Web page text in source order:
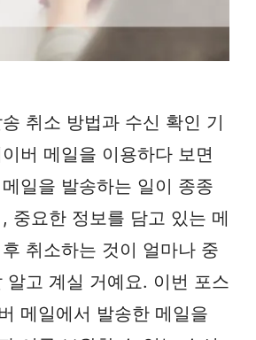
취소 방법과 수신 확인 기
버 메일을 이용하다 보면
일을 발송하는 일이 종종
중요한 정보를 담고 있는 메
취소하는 것이 얼마나 중
알고 계실 거예요. 이번 포스
메일에서 발송한 메일을